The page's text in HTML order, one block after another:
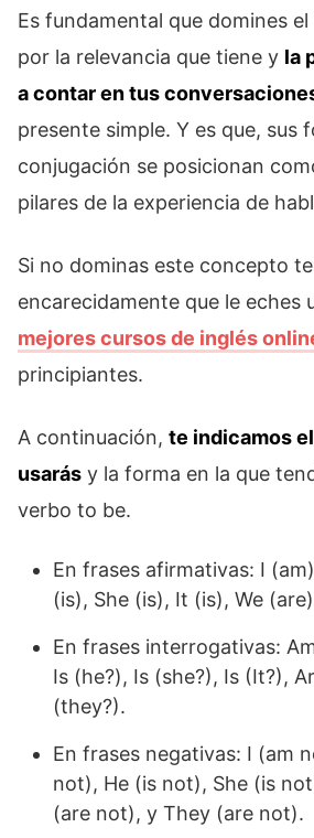
Es fundamental que domines
por la relevancia que tiene y la
a contar en tus
presente simple. Y es que, sus
conjugación se posicionan
pilares de la experiencia de
Si no dominas este concepto
encarecidamente que le eches
mejores cursos de inglés
principiantes.
A continuación, te indicamos
usarás y la forma en la que
verbo to be.
En frases afirmativas: I
(is), She (is), It (is), We
En frases interrogativas:
Is (he?), Is (she?), Is (It?),
(they?).
En frases negativas: I (am
not), He (is not), She (is
(are not), y They (are not).